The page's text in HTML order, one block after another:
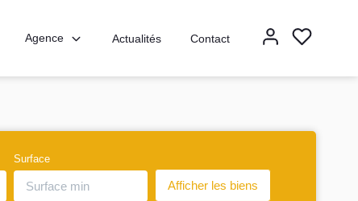
Agence Actualités Contact
Surface